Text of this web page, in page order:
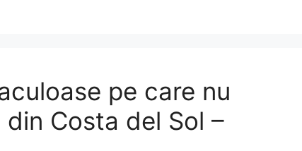
pe care nu
Costa del Sol –